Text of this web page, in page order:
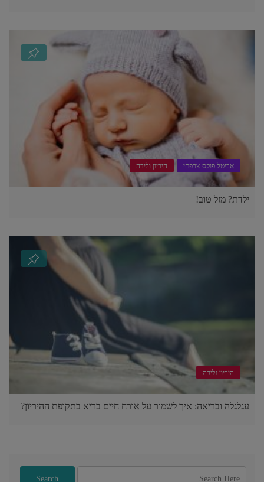
אביטל פוקס-צרפתי היריון ולידה
ילדת? מזל טוב!
היריון ולידה
עגלגלה ובריאה: איך לשמור על אורח חיים בריא בתקופת ההיריון?